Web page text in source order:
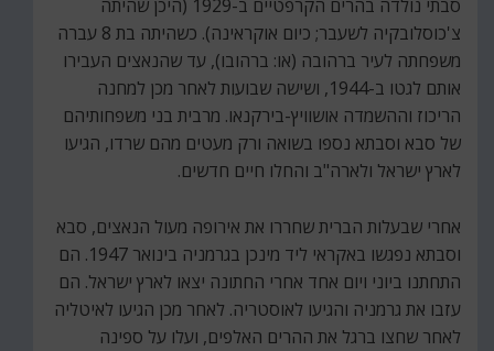
סבתי נולדה בהרים הקרפטיים ב-1929 (היכן שהיתה
צ'כוסלובקיה לשעבר; כיום אוקראינה). כשהיתה בת 8 עברה
משפחתה לעיר ברהובה (או: ברהובו), עד שהנאצים העבירו
אותם לגטו ב-1944, ושישה שבועות לאחר מכן למחנה
הריכוז וההשמדה אושוויץ-בירקנאו. מרבית בני משפחותיהם
של סבא וסבתא נספו בשואה ורק מעטים מהם שרדו, הגיעו
לארץ ישראל ולארה"ב והחלו חיים חדשים.
אחרי שבעלות הברית שחררו את אירופה מעול הנאצים, סבא
וסבתא נפגשו באקראי ליד מינכן בגרמניה בינואר 1947. הם
התחתנו ביוני ויום אחד אחרי החתונה יצאו לארץ ישראל. הם
עזבו את גרמניה והגיעו לאוסטריה. לאחר מכן הגיעו לאיטליה
לאחר שחצו ברגל את ההרים האלפים, ועלו על ספינה